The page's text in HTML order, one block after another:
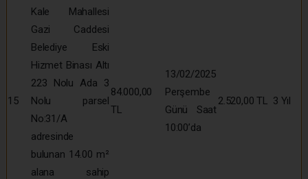
15
Kale Mahallesi
Gazi Caddesi
Belediye Eski
Hizmet Binası Altı
223 Nolu Ada 3
Nolu parsel
No:31/A
adresinde
bulunan 14.00 m²
alana sahip
84.000,00
TL
13/02/2025
Perşembe
Günü Saat
10:00’da
2.520,00 TL 3 Yıl